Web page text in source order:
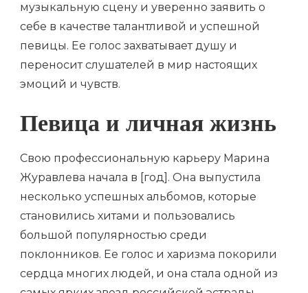
музыкальную сцену и уверенно заявить о
себе в качестве талантливой и успешной
певицы. Ее голос захватывает душу и
переносит слушателей в мир настоящих
эмоций и чувств.
Певица и личная жизнь
Свою профессиональную карьеру Марина
Журавлева начала в [год]. Она выпустила
несколько успешных альбомов, которые
становились хитами и пользовались
большой популярностью среди
поклонников. Ее голос и харизма покорили
сердца многих людей, и она стала одной из